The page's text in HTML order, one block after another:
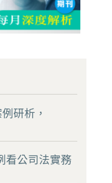
研析，
看公司法實務